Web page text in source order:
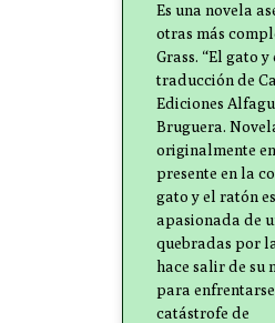
Es una novela
otras más
Grass. “El gato
traducción de
Ediciones
Bruguera.
originalmente en
presente en la
gato y el ratón
apasionada de
quebradas por
hace salir de su
para
catástrofe de